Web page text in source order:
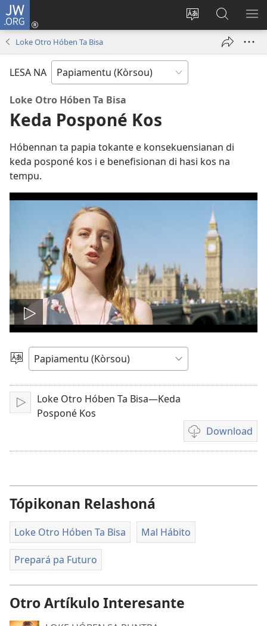
JW.ORG
Kambia
Log
window)
Buska
Riba
JW.ORG
Loke Otro Hóben Ta Bisa
LESA NA
Loke Otro Hóben Ta Bisa
Keda Posponé Kos
Hóbennan ta papia tokante e konsekuensianan di
keda posponé kos i e benefisionan di hasi kos na
tempu.
Pasa
vidio
Skohe
Idioma
Play
Loke Otro Hóben Ta Bisa—Keda
Posponé Kos
Download
Opshon
pa
Tópikonan Relashoná
Loke Otro Hóben Ta Bisa Mal Hábito
Prepará pa Futuro
Otro Artíkulo Interesante